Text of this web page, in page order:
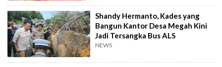
Shandy Hermanto, Kades yang
Bangun Kantor Desa Megah Kini
Jadi Tersangka Bus ALS
NEWS